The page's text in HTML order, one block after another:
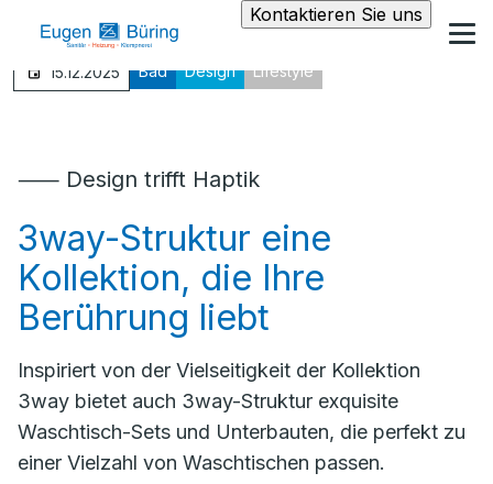
Kontaktieren Sie uns
15.12.2025 Bad Design Lifestyle
⸺ Design trifft Haptik
3way-Struktur eine
Kollektion, die Ihre
Berührung liebt
Inspiriert von der Vielseitigkeit der Kollektion
3way bietet auch 3way-Struktur exquisite
Waschtisch-Sets und Unterbauten, die perfekt zu
einer Vielzahl von Waschtischen passen.